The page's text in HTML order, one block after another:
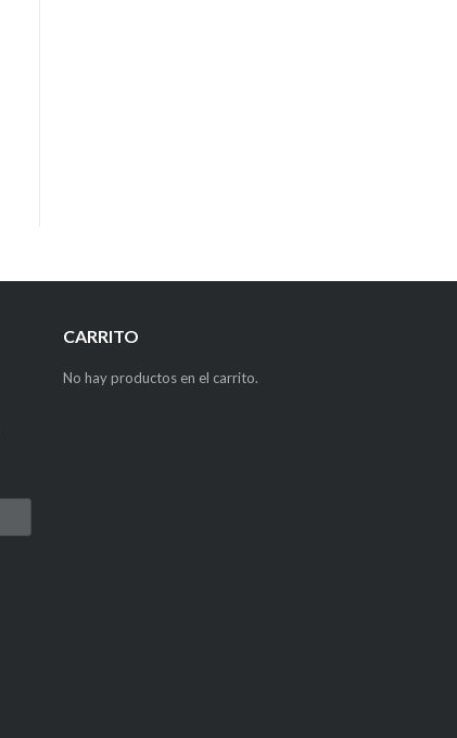
CARRITO
No hay productos en el carrito.